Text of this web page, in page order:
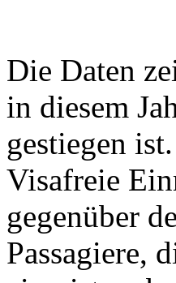
Die Daten
in diesem
gestiegen
Visafreie
gegenüber
Passagiere,